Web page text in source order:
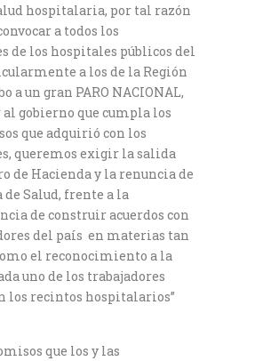
hospitalaria, por tal razón
a todos los
de los hospitales públicos del
a los de la Región
a un gran PARO NACIONAL,
gobierno que cumpla los
que adquirió con los
queremos exigir la salida
de Hacienda y la renuncia de
Salud, frente a la
de construir acuerdos con
del país en materias tan
el reconocimiento a la
uno de los trabajadores
los recintos hospitalarios”
que los y las